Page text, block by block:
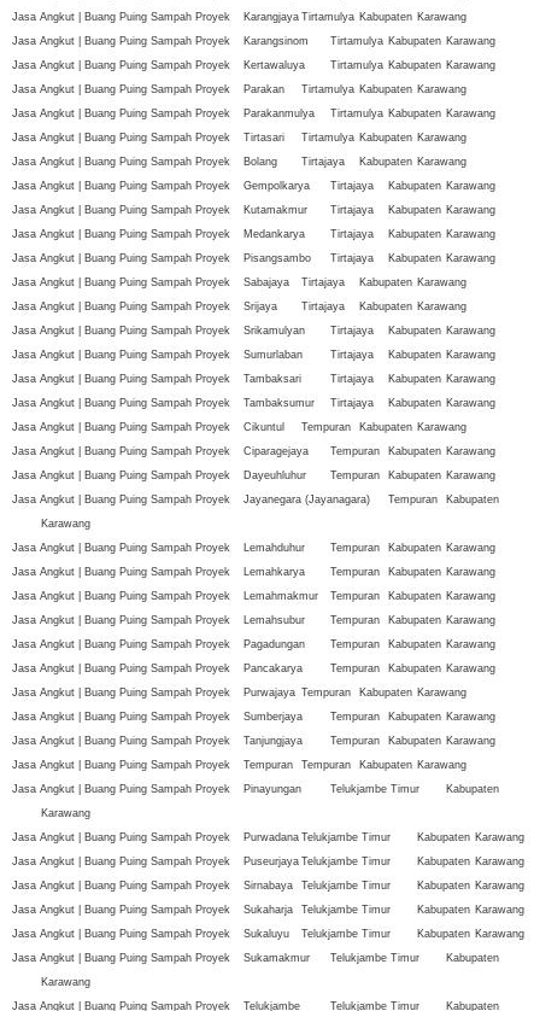
Jasa Angkut | Buang Puing Sampah Proyek
Karangjaya Tirtamulya Kabupaten Karawang
Jasa Angkut | Buang Puing Sampah Proyek
Karangsinom Tirtamulya Kabupaten Karawang
Jasa Angkut | Buang Puing Sampah Proyek
Kertawaluya Tirtamulya Kabupaten Karawang
Jasa Angkut | Buang Puing Sampah Proyek
Parakan Tirtamulya Kabupaten Karawang
Jasa Angkut | Buang Puing Sampah Proyek
Parakanmulya Tirtamulya Kabupaten Karawang
Jasa Angkut | Buang Puing Sampah Proyek
Tirtasari Tirtamulya Kabupaten Karawang
Jasa Angkut | Buang Puing Sampah Proyek
Bolang Tirtajaya Kabupaten Karawang
Jasa Angkut | Buang Puing Sampah Proyek
Gempolkarya Tirtajaya Kabupaten Karawang
Jasa Angkut | Buang Puing Sampah Proyek
Kutamakmur Tirtajaya Kabupaten Karawang
Jasa Angkut | Buang Puing Sampah Proyek
Medankarya Tirtajaya Kabupaten Karawang
Jasa Angkut | Buang Puing Sampah Proyek
Pisangsambo Tirtajaya Kabupaten Karawang
Jasa Angkut | Buang Puing Sampah Proyek
Sabajaya Tirtajaya Kabupaten Karawang
Jasa Angkut | Buang Puing Sampah Proyek
Srijaya Tirtajaya Kabupaten Karawang
Jasa Angkut | Buang Puing Sampah Proyek
Srikamulyan Tirtajaya Kabupaten Karawang
Jasa Angkut | Buang Puing Sampah Proyek
Sumurlaban Tirtajaya Kabupaten Karawang
Jasa Angkut | Buang Puing Sampah Proyek
Tambaksari Tirtajaya Kabupaten Karawang
Jasa Angkut | Buang Puing Sampah Proyek
Tambaksumur Tirtajaya Kabupaten Karawang
Jasa Angkut | Buang Puing Sampah Proyek
Cikuntul Tempuran Kabupaten Karawang
Jasa Angkut | Buang Puing Sampah Proyek
Ciparagejaya Tempuran Kabupaten Karawang
Jasa Angkut | Buang Puing Sampah Proyek
Dayeuhluhur Tempuran Kabupaten Karawang
Jasa Angkut | Buang Puing Sampah Proyek
Jayanegara (Jayanagara) Tempuran
Kabupaten
Karawang
Jasa Angkut | Buang Puing Sampah Proyek
Lemahduhur Tempuran Kabupaten Karawang
Jasa Angkut | Buang Puing Sampah Proyek
Lemahkarya Tempuran Kabupaten Karawang
Jasa Angkut | Buang Puing Sampah Proyek
Lemahmakmur Tempuran Kabupaten Karawang
Jasa Angkut | Buang Puing Sampah Proyek
Lemahsubur Tempuran Kabupaten Karawang
Jasa Angkut | Buang Puing Sampah Proyek
Pagadungan Tempuran Kabupaten Karawang
Jasa Angkut | Buang Puing Sampah Proyek
Pancakarya Tempuran Kabupaten Karawang
Jasa Angkut | Buang Puing Sampah Proyek
Purwajaya Tempuran Kabupaten Karawang
Jasa Angkut | Buang Puing Sampah Proyek
Sumberjaya Tempuran Kabupaten Karawang
Jasa Angkut | Buang Puing Sampah Proyek
Tanjungjaya Tempuran Kabupaten Karawang
Jasa Angkut | Buang Puing Sampah Proyek
Tempuran Tempuran Kabupaten Karawang
Jasa Angkut | Buang Puing Sampah Proyek
Pinayungan Telukjambe Timur
Kabupaten
Karawang
Jasa Angkut | Buang Puing Sampah Proyek
Purwadana Telukjambe Timur Kabupaten Karawang
Jasa Angkut | Buang Puing Sampah Proyek
Puseurjaya Telukjambe Timur Kabupaten Karawang
Jasa Angkut | Buang Puing Sampah Proyek
Sirnabaya Telukjambe Timur Kabupaten Karawang
Jasa Angkut | Buang Puing Sampah Proyek
Sukaharja Telukjambe Timur Kabupaten Karawang
Jasa Angkut | Buang Puing Sampah Proyek
Sukaluyu Telukjambe Timur Kabupaten Karawang
Jasa Angkut | Buang Puing Sampah Proyek
Sukamakmur Telukjambe Timur
Kabupaten
Karawang
Jasa Angkut | Buang Puing Sampah Proyek
Telukjambe Telukjambe Timur Kabupaten